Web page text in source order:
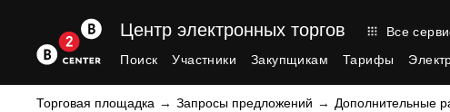
Все
Центр электронных торгов
Поиск
Участники Закупщикам Тарифы
Торговая площадка Запросы предложений Дополнительные